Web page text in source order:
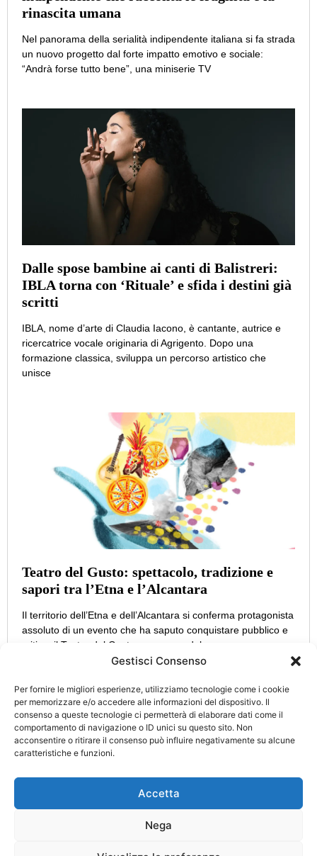
Gestisci Consenso
Per fornire le migliori esperienze, utilizziamo tecnologie come i cookie
per memorizzare e/o accedere alle informazioni del dispositivo. Il
consenso a queste tecnologie ci permetterà di elaborare dati come il
comportamento di navigazione o ID unici su questo sito. Non
acconsentire o ritirare il consenso può influire negativamente su alcune
caratteristiche e funzioni.
Accetta
Nega
rinascita umana
Nel panorama della serialità indipendente italiana si fa strada
un nuovo progetto dal forte impatto emotivo e sociale:
“Andrà forse tutto bene”, una miniserie TV
Dalle spose bambine ai canti di Balistreri:
IBLA torna con ‘Rituale’ e sfida i destini già
scritti
IBLA, nome d’arte di Claudia Iacono, è cantante, autrice e
ricercatrice vocale originaria di Agrigento. Dopo una
formazione classica, sviluppa un percorso artistico che
unisce
Teatro del Gusto: spettacolo, tradizione e
sapori tra l’Etna e l’Alcantara
Il territorio dell’Etna e dell’Alcantara si conferma protagonista
assoluto di un evento che ha saputo conquistare pubblico e
critica: il Teatro del Gusto, promosso dal
CATEGORIE
Attualità Cultura
d’Italia
Politica
Turismo Cronaca
INFO
UTILI
Cookie Policy